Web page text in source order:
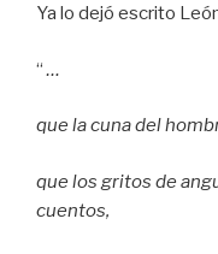
Ya lo dejó escrito
“…
que la cuna del
que los gritos de
cuentos,